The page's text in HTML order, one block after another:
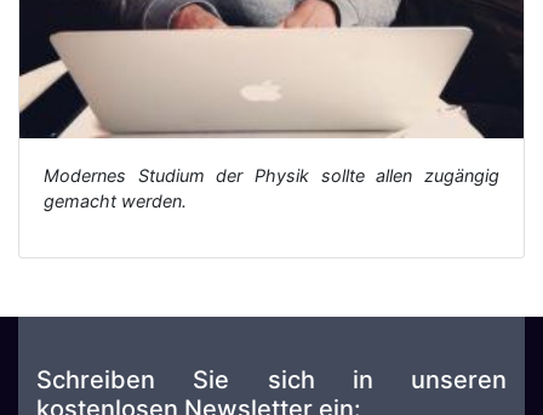
Modernes Studium der Physik sollte allen zugängig
gemacht werden.
Schreiben Sie sich in unseren
kostenlosen Newsletter ein: